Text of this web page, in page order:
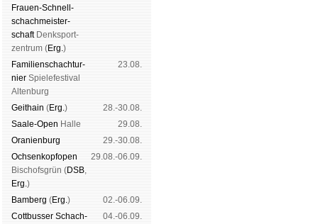
Frauen-Schnell­
schach­meis­ter­
schaftDenk­sport­
zen­trum (Erg.)
Familien­schach­tur­
nier Spiele­fes­ti­val
Al­ten­burg
23.08.
Geit­hain (Erg.)
28.-30.08.
Saale-Open Halle
29.08.
Oranien­burg
29.-30.08.
Och­sen­kopf­open
Bischofs­grün (DSB,
Erg.)
29.08.-06.09.
Bam­berg (Erg.)
02.-06.09.
Cott­busser Schach­
04.-06.09.